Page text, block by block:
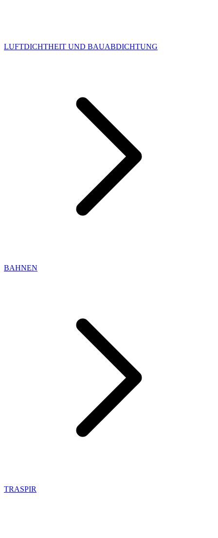
LUFTDICHTHEIT UND BAUABDICHTUNG
BAHNEN
TRASPIR